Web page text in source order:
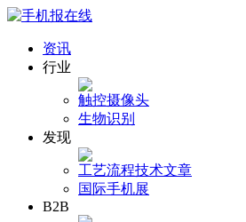
资讯
行业
触控摄像头
生物识别
发现
工艺流程技术文章
国际手机展
B2B